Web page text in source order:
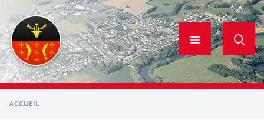
contenu
principal
ACCUEIL